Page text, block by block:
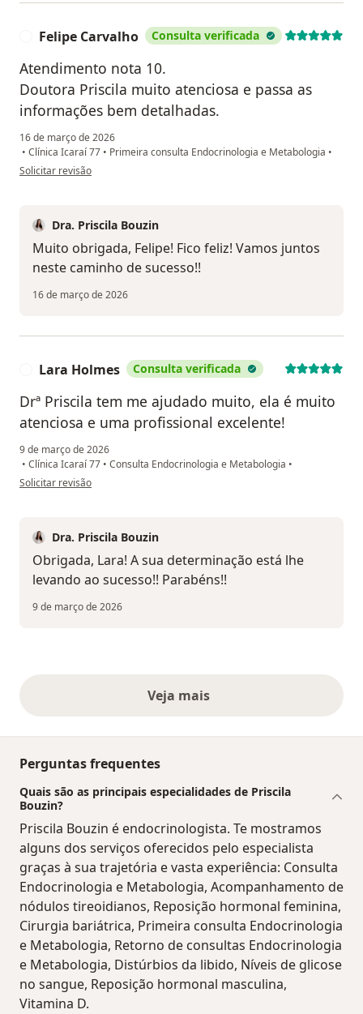
Felipe Carvalho Consulta verificada
Atendimento nota 10.
Doutora Priscila muito atenciosa e passa as
informações bem detalhadas.
16 de março de 2026
• Clínica Icaraí 77 • Primeira consulta Endocrinologia e Metabologia •
na opinião do utilizador Felipe Carvalho
Solicitar revisão
Dra. Priscila Bouzin
Muito obrigada, Felipe! Fico feliz! Vamos juntos
neste caminho de sucesso!!
16 de março de 2026
Lara Holmes Consulta verificada
Drª Priscila tem me ajudado muito, ela é muito
atenciosa e uma profissional excelente!
9 de março de 2026
• Clínica Icaraí 77 • Consulta Endocrinologia e Metabologia •
na opinião do utilizador Lara Holmes
Solicitar revisão
Dra. Priscila Bouzin
Obrigada, Lara! A sua determinação está lhe
levando ao sucesso!! Parabéns!!
9 de março de 2026
Veja maisopiniões acima
Perguntas frequentes
Quais são as principais especialidades de Priscila
Bouzin?
Priscila Bouzin é endocrinologista. Te mostramos
alguns dos serviços oferecidos pelo especialista
graças à sua trajetória e vasta experiência: Consulta
Endocrinologia e Metabologia, Acompanhamento de
nódulos tireoidianos, Reposição hormonal feminina,
Cirurgia bariátrica, Primeira consulta Endocrinologia
e Metabologia, Retorno de consultas Endocrinologia
e Metabologia, Distúrbios da libido, Níveis de glicose
no sangue, Reposição hormonal masculina,
Vitamina D.